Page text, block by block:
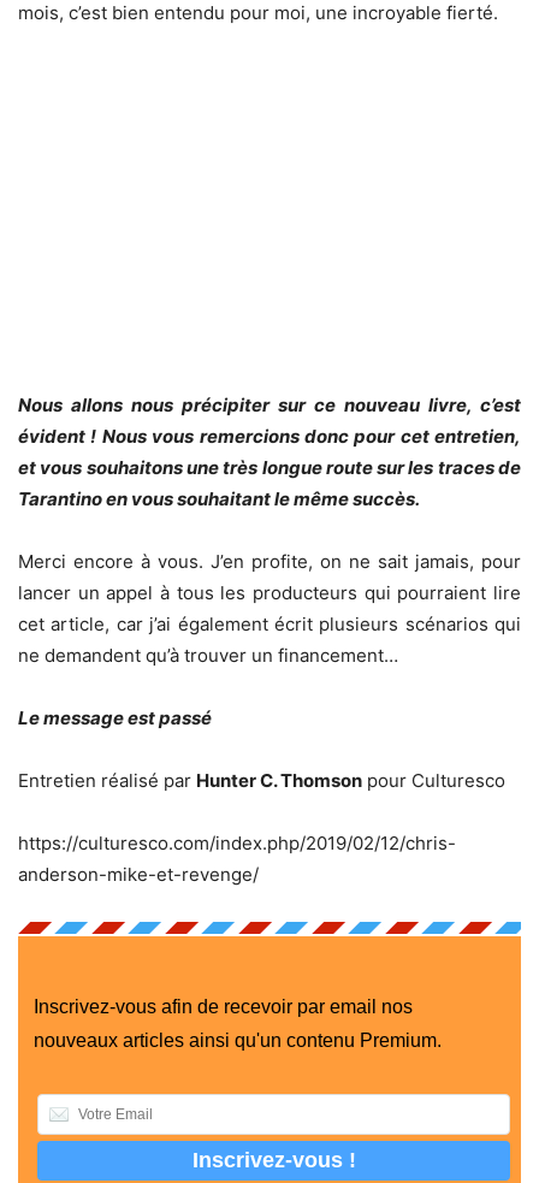
mois, c’est bien entendu pour moi, une incroyable fierté.
Nous allons nous précipiter sur ce nouveau livre, c’est
évident ! Nous vous remercions donc pour cet entretien,
et vous souhaitons une très longue route sur les traces de
Tarantino en vous souhaitant le même succès.
Merci encore à vous. J’en profite, on ne sait jamais, pour
lancer un appel à tous les producteurs qui pourraient lire
cet article, car j’ai également écrit plusieurs scénarios qui
ne demandent qu’à trouver un financement…
Le message est passé
Entretien réalisé par Hunter C. Thomson pour Culturesco
https://culturesco.com/index.php/2019/02/12/chris-
anderson-mike-et-revenge/
Inscrivez-vous afin de recevoir par email nos
nouveaux articles ainsi qu'un contenu Premium.